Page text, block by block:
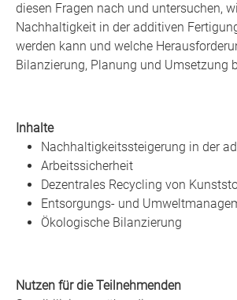
diesen Fragen nach und untersuchen,
Nachhaltigkeit in der additiven
werden kann und welche
Bilanzierung, Planung und Umsetzung
Inhalte
Nachhaltigkeitssteigerung in der
Arbeitssicherheit
Dezentrales Recycling von
Entsorgungs- und
Ökologische Bilanzierung
Nutzen für die Teilnehmenden